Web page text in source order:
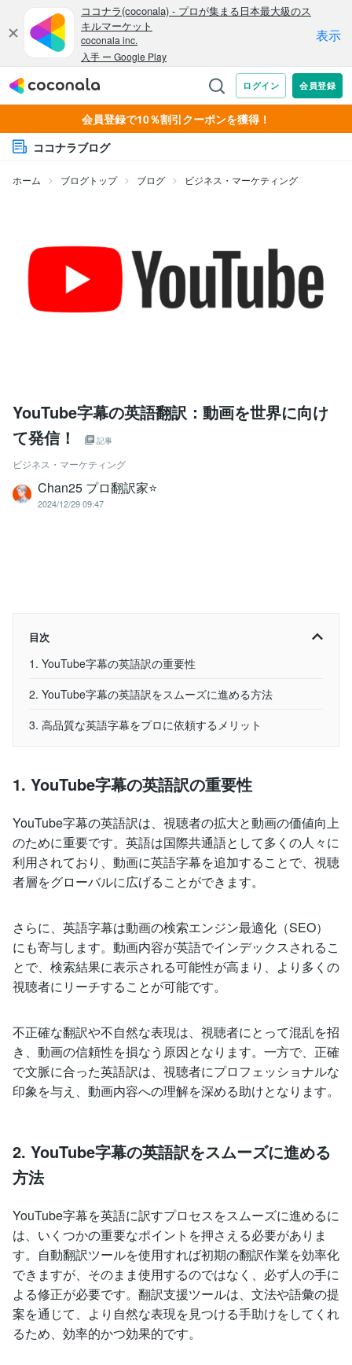
会員登録で10％割引クーポンを獲得！
ココナラブログ
ホーム ブログトップ ブログ ビジネス・マーケティング
YouTube字幕の英語翻訳：動画を世界に向け
て発信！
記事
ビジネス・マーケティング
Chan25 プロ翻訳家⭐️
2024/12/29 09:47
目次
1. YouTube字幕の英語訳の重要性
2. YouTube字幕の英語訳をスムーズに進める方法
3. 高品質な英語字幕をプロに依頼するメリット
1. YouTube字幕の英語訳の重要性
YouTube字幕の英語訳は、視聴者の拡大と動画の価値向上
のために重要です。英語は国際共通語として多くの人々に
利用されており、動画に英語字幕を追加することで、視聴
者層をグローバルに広げることができます。
さらに、英語字幕は動画の検索エンジン最適化（SEO）
にも寄与します。動画内容が英語でインデックスされるこ
とで、検索結果に表示される可能性が高まり、より多くの
視聴者にリーチすることが可能です。
不正確な翻訳や不自然な表現は、視聴者にとって混乱を招
き、動画の信頼性を損なう原因となります。一方で、正確
で文脈に合った英語訳は、視聴者にプロフェッショナルな
印象を与え、動画内容への理解を深める助けとなります。
2. YouTube字幕の英語訳をスムーズに進める
方法
YouTube字幕を英語に訳すプロセスをスムーズに進めるに
は、いくつかの重要なポイントを押さえる必要がありま
す。自動翻訳ツールを使用すれば初期の翻訳作業を効率化
できますが、そのまま使用するのではなく、必ず人の手に
よる修正が必要です。翻訳支援ツールは、文法や語彙の提
案を通じて、より自然な表現を見つける手助けをしてくれ
るため、効率的かつ効果的です。